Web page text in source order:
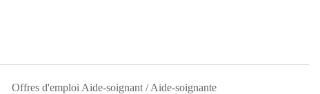
Offres d'emploi Aide-soignant / Aide-soignante